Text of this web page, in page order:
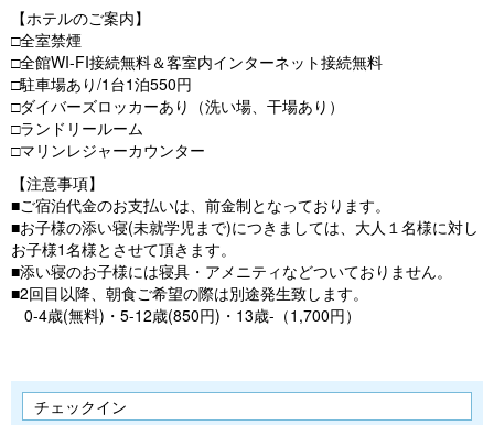
【ホテルのご案内】
□全室禁煙
□全館WI-FI接続無料＆客室内インターネット接続無料
□駐車場あり/1台1泊550円
□ダイバーズロッカーあり（洗い場、干場あり）
□ランドリールーム
□マリンレジャーカウンター
【注意事項】
■ご宿泊代金のお支払いは、前金制となっております。
■お子様の添い寝(未就学児まで)につきましては、大人１名様に対し
お子様1名様とさせて頂きます。
■添い寝のお子様には寝具・アメニティなどついておりません。
■2回目以降、朝食ご希望の際は別途発生致します。
0-4歳(無料)・5-12歳(850円)・13歳-（1,700円）
チェックイン